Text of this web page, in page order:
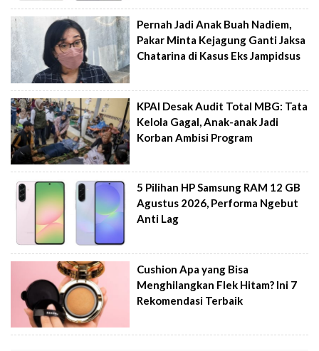
Pernah Jadi Anak Buah Nadiem,
Pakar Minta Kejagung Ganti Jaksa
Chatarina di Kasus Eks Jampidsus
KPAI Desak Audit Total MBG: Tata
Kelola Gagal, Anak-anak Jadi
Korban Ambisi Program
5 Pilihan HP Samsung RAM 12 GB
Agustus 2026, Performa Ngebut
Anti Lag
Cushion Apa yang Bisa
Menghilangkan Flek Hitam? Ini 7
Rekomendasi Terbaik